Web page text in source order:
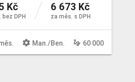
Kč
bez DPH
6 673 Kč
za měs. s DPH
settings Man./Ben. gesture 60 000